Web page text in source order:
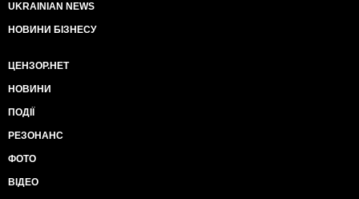
UKRAINIAN NEWS
НОВИНИ БІЗНЕСУ
ЦЕНЗОР.НЕТ
НОВИНИ
ПОДІЇ
РЕЗОНАНС
ФОТО
ВІДЕО